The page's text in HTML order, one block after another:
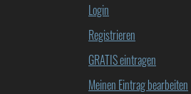
Login
Registrieren
GRATIS eintragen
Meinen Eintrag bearbeiten